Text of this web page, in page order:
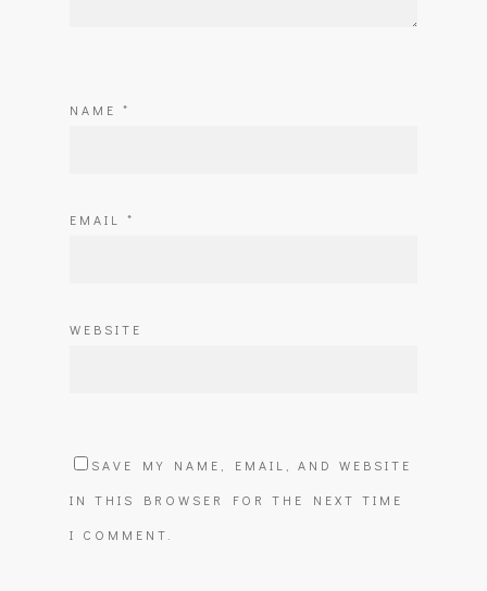
NAME *
EMAIL *
WEBSITE
SAVE MY NAME, EMAIL, AND WEBSITE
IN THIS BROWSER FOR THE NEXT TIME
I COMMENT.